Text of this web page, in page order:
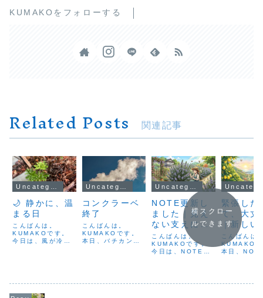
KUMAKOをフォローする
Related Posts 関連記事
🌙 静かに、温
まる日
こんばんは。
KUMAKOです。
今日は、風が冷た
まりたい。そんな
コンクラーベ
終了
こんばんは。
KUMAKOです。
本日、バチカン市
NOTE更新し
ました｜見え
ない支えに気
づく日
こんばんは。
KUMAKOです。
今日は、NOTEに
緊張した
て、大丈
｜新しい
とレモン
り
こんばんは
KUMAKO
本日、
横スクロー
ルできます